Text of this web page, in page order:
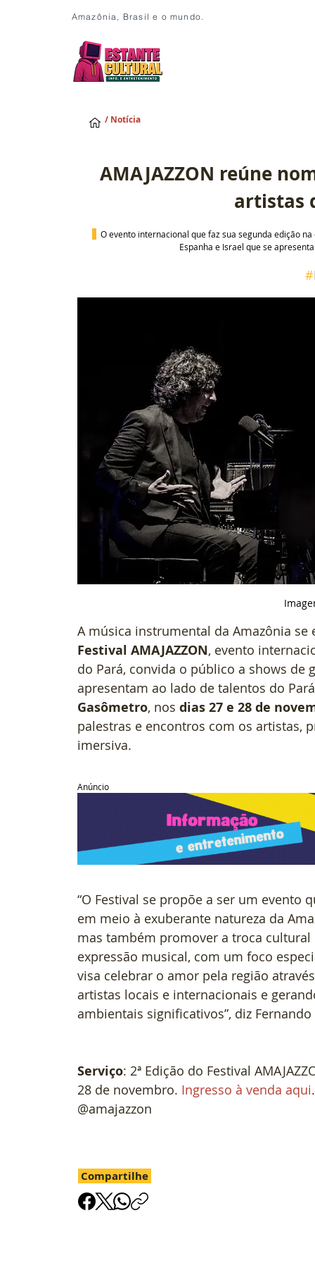
Amazônia, Brasil e o mundo.
/ Notícia
AMAJAZZON reúne
artistas
O evento internacional que faz sua segunda edição
Espanha e Israel que se
#
A música instrumental da Amazônia
Festival AMAJAZZON, evento
do Pará, convida o público a shows de
apresentam ao lado de talentos do
Gasômetro, nos dias 27 e 28 de
palestras e encontros com os artistas,
imersiva.
Anúncio
“O Festival se propõe a ser um evento
em meio à exuberante natureza da
mas também promover a troca
expressão musical, com um foco
visa celebrar o amor pela região
artistas locais e internacionais e
ambientais significativos”, diz Fernando
Serviço: 2ª Edição do Festival
28 de novembro. Ingresso à venda aqui
@amajazzon
Compartilhe